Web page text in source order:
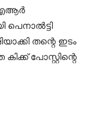
തന്റെ ഇടം
പോസ്റ്റിന്റെ